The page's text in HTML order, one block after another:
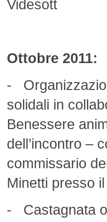
Videsott
Ottobre 2011:
-
solidali in
Benessere
dell’incontro –
commissario
Minetti presso
- Castagnata